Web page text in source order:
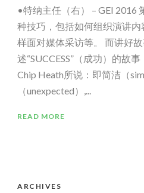
•特纳主任（右） – GEI 2016
种技巧，包括如何组织演讲
样面对媒体采访等。 而讲好
述“SUCCESS”（成功）的故
Chip Heath所说：即简洁（
（unexpected）,...
READ MORE
ARCHIVES